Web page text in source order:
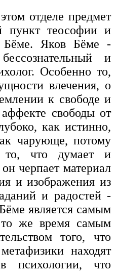
отделе предмет
пункт теософии и
Бёме. Яков Бёме -
и
Особенно то,
влечения, о
к свободе и
свободы от
как истинно,
чарующе, потому
то, что думает и
черпает материал
и изображения из
и радостей -
является самым
же время самым
того, что
находят
психологии, что